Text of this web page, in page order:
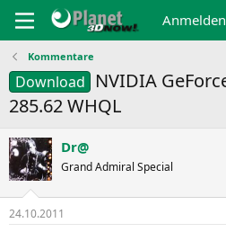
Anmelden
Kommentare
Download
NVIDIA
285.62 WHQL
Dr@
Grand Admiral Special
24.10.2011